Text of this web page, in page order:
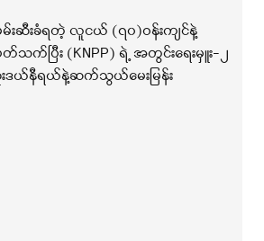
းဆီးခံရတဲ့ လူငယ် (၇၀)ဝန်းကျင်နဲ့
သက်ပြီး (KNPP) ရဲ့ အတွင်းရေးမှူး-၂
းဒယ်နီရယ်နဲ့ဆက်သွယ်မေးမြန်း